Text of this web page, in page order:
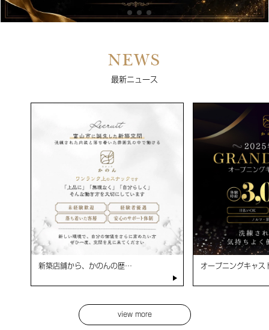
NEWS
最新ニュース
新築店舗から、かのんの歴… オープニングキャス
view more